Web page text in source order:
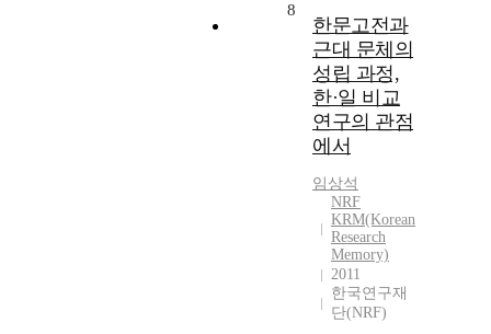
8
한문고전과
근대 문체의
성립 과정,
한·일 비교
연구의 관점
에서
임상석
NRF
KRM(Korean
Research
Memory)
2011
한국연구재
단(NRF)